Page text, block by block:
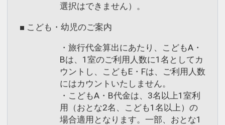
選択はできません）。
■ こども・幼児のご案内
・旅行代金算出にあたり、こどもA・
Bは、1室のご利用人数に1名としてカ
ウントし、こどもE・Fは、ご利用人数
にはカウントいたしません。
・こどもA・B代金は、3名以上1室利
用（おとな2名、こども1名以上）の
場合適用となります。一部、おとな1